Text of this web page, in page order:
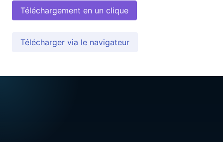
Téléchargement en un clique
Télécharger via le navigateur